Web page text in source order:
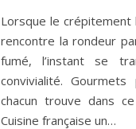
Lorsque le crépitement
rencontre la rondeur
fumé, l’instant se
convivialité.
chacun trouve dans
Cuisine française un…